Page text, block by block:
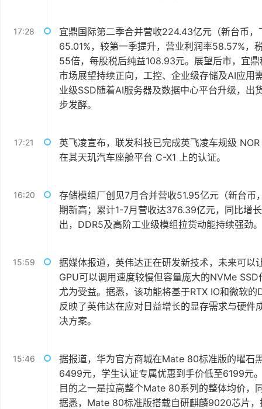
17:28
宜鼎国际第二季合并营收224.43亿元（新台币
65.01%，较第一季提升，营业利润率58.57%，
55倍，每股税后纯益108.93元。展望后市，宜
市场展望持续正向，工控、企业级存储及AI应用
业级SSD随着AI服务器及数据中心平台升级，
步发酵。
17:21
英飞凌宣布，联发科技已完成英飞凌车规级
在其天玑汽车座舱平台 C-X1 上的认证。
16:20
存储模组厂创见7月合并营收51.95亿元（新台
期新高；累计1-7月营收达376.39亿元，同比增
出，DDR5及高阶工业级模组拉货动能持续强劲。
15:59
据媒体报道，英伟达正在研发新技术，未来可以
GPU可以调用速度较慢但容量庞大的NVMe
尤为受益。据悉，该功能将基于RTX IO和微软
反映了英伟达在应对日益增长的显存需求与硬
决方案。
15:46
据报道，华为官方商城在Mate 80标准版的曜石
6499元，学生认证专属优惠到手价低至6199元
目的之一是拉高整个Mate 80系列的整体均价，
据悉，Mate 80标准版搭载自研麒麟9020芯片